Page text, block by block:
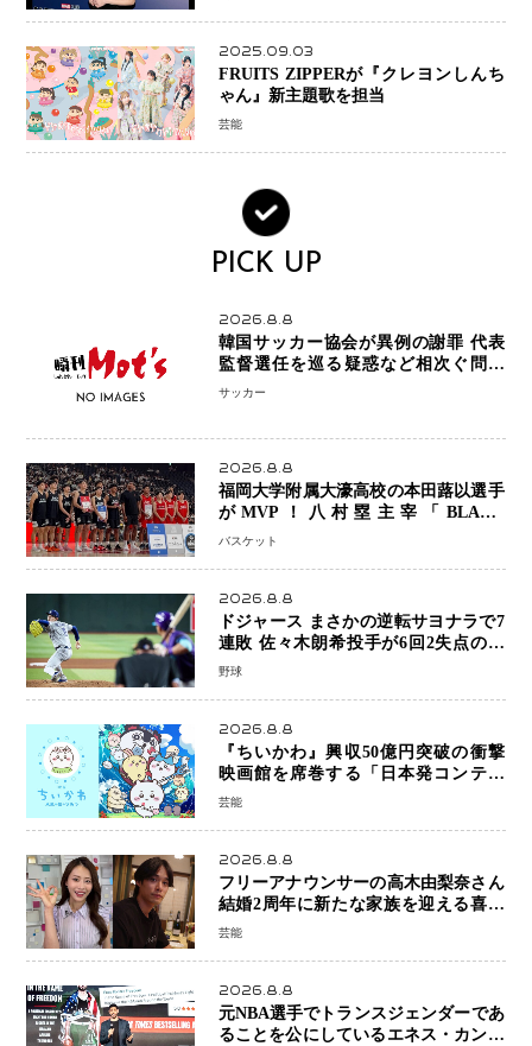
2025.09.03
FRUITS ZIPPERが『クレヨンしんち
ゃん』新主題歌を担当
芸能
PICK UP
2026.8.8
韓国サッカー協会が異例の謝罪 代表
監督選任を巡る疑惑など相次ぐ問題
「組織の刷新」誓う
サッカー
2026.8.8
福岡大学附属大濠高校の本田蕗以選手
がMVP！八村塁主宰「BLACK
SAMURAI SUMMIT 2026」で存在
なった」
バスケット
2026.8.8
ドジャース まさかの逆転サヨナラで7
連敗 佐々木朗希投手が6回2失点の力
投も勝利届かず、大谷翔平は好機で悔
野球
2026.8.8
『ちいかわ』興収50億円突破の衝撃
映画館を席巻する「日本発コンテン
ツ」の強さ スパイダーマン、モアナ
芸能
2026.8.8
フリーアナウンサーの高木由梨奈さん
結婚2周年に新たな家族を迎える喜び
を報告 夫・岸田タツヤさんと連名
芸能
2026.8.8
元NBA選手でトランスジェンダーであ
ることを公にしているエネス・カンタ